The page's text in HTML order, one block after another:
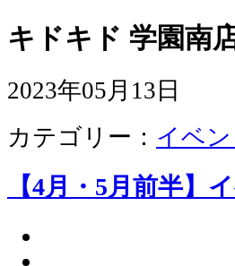
キドキド 学園南
2023年05月13日
カテゴリー： イベン
【4月・5月前半】